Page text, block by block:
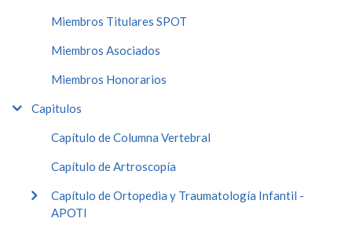
Miembros Titulares SPOT
Miembros Asociados
Miembros Honorarios
Capitulos
Capítulo de Columna Vertebral
Capítulo de Artroscopía
Capítulo de Ortopedia y Traumatología Infantil -
APOTI